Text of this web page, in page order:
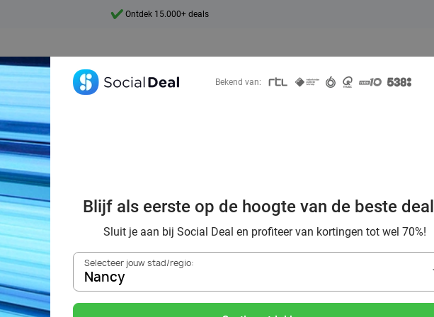
Ontdek 15.000+ deals
naar de
Nancy
Bekend van:
Blijf als eerste op de hoogte van de beste
Sluit je aan bij Social Deal en profiteer van kortingen tot wel 70%!
Selecteer jouw stad/regio:
Nancy